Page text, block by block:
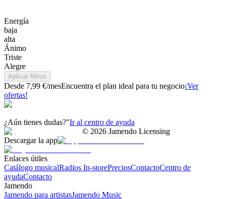
Energía
baja
alta
Ánimo
Triste
Alegre
Aplicar filtros
Desde 7,99 €/mesEncuentra el plan ideal para tu negocio¡Ver
ofertas!
¿Aún tienes dudas?"Ir al centro de ayuda
© 2026 Jamendo Licensing
Descargar la app
Enlaces útiles
Catálogo musicalRadios In-storePreciosContactoCentro de
ayudaContacto
Jamendo
Jamendo para artistasJamendo Music